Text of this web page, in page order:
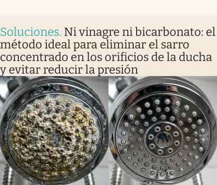
Soluciones. Ni vinagre ni bicarbonato: el
método ideal para eliminar el sarro
concentrado en los orificios de la ducha
y evitar reducir la presión